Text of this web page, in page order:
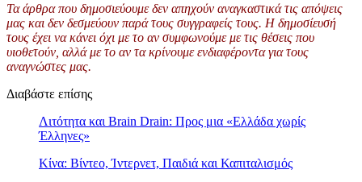
Τα άρθρα που δημοσιεύουμε δεν απηχούν αναγκαστικά τις απόψεις
μας και δεν δεσμεύουν παρά τους συγγραφείς τους. Η δημοσίευσή
τους έχει να κάνει όχι με το αν συμφωνούμε με τις θέσεις που
υιοθετούν, αλλά με το αν τα κρίνουμε ενδιαφέροντα για τους
αναγνώστες μας.
Διαβάστε επίσης
Λιτότητα και Brain Drain: Προς μια «Ελλάδα χωρίς
Έλληνες»
Κίνα: Βίντεο, Ίντερνετ, Παιδιά και Καπιταλισμός